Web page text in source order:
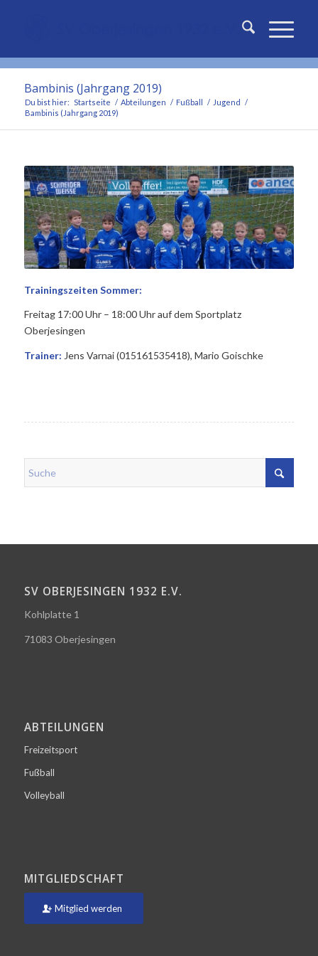
Bambinis (Jahrgang 2019)
Du bist hier: Startseite / Abteilungen / Fußball / Jugend /
Bambinis (Jahrgang 2019)
Trainingszeiten Sommer:
Freitag 17:00 Uhr – 18:00 Uhr auf dem Sportplatz
Oberjesingen
Trainer: Jens Varnai (015161535418), Mario Goischke
SV OBERJESINGEN 1932 E.V.
Kohlplatte 1
71083 Oberjesingen
ABTEILUNGEN
Freizeitsport
Fußball
Volleyball
MITGLIEDSCHAFT
Mitglied werden